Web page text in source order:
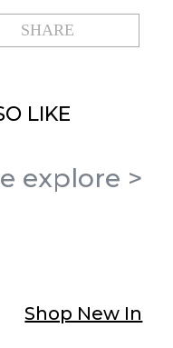
SHARE
LIKE
explore >
Shop New In